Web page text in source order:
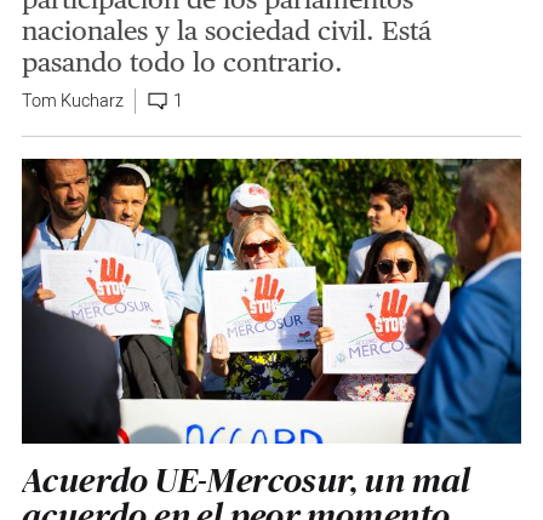
nacionales y la sociedad civil. Está
pasando todo lo contrario.
Tom Kucharz 1
Acuerdo UE-Mercosur, un mal